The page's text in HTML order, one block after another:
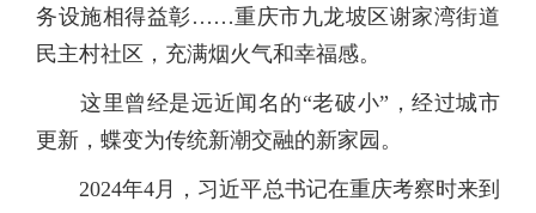
务设施相得益彰……重庆市九龙坡区谢家湾街道
民主村社区，充满烟火气和幸福感。
这里曾经是远近闻名的“老破小”，经过城市
更新，蝶变为传统新潮交融的新家园。
2024年4月，习近平总书记在重庆考察时来到